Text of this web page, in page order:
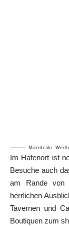
Mandraki:
Im Hafenort ist
Besuche auch
am Rande von
herrlichen
Tavernen und
Boutiquen zum